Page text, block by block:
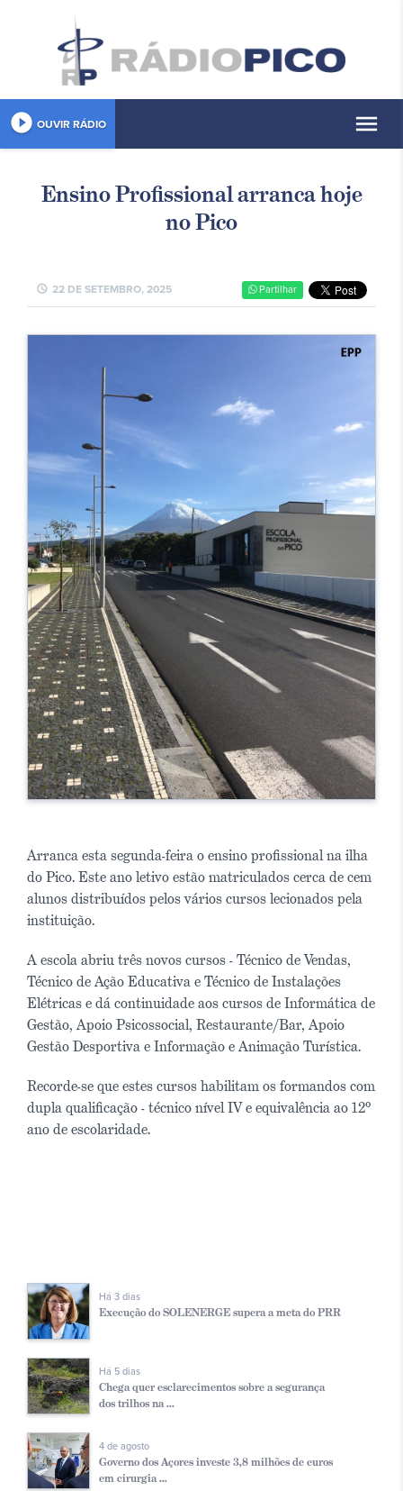
play_circle_filled OUVIR RÁDIO menu
Ensino Profissional arranca hoje
no Pico
schedule 22 DE SETEMBRO, 2025 Partilhar
Arranca esta segunda-feira o ensino profissional na ilha
do Pico. Este ano letivo estão matriculados cerca de cem
alunos distribuídos pelos vários cursos lecionados pela
instituição.
A escola abriu três novos cursos - Técnico de Vendas,
Técnico de Ação Educativa e Técnico de Instalações
Elétricas e dá continuidade aos cursos de Informática de
Gestão, Apoio Psicossocial, Restaurante/Bar, Apoio
Gestão Desportiva e Informação e Animação Turística.
Recorde-se que estes cursos habilitam os formandos com
dupla qualificação - técnico nível IV e equivalência ao 12º
ano de escolaridade.
Há 3 dias
Execução do SOLENERGE supera a meta do PRR
Há 5 dias
Chega quer esclarecimentos sobre a segurança
dos trilhos na ...
4 de agosto
Governo dos Açores investe 3,8 milhões de euros
em cirurgia ...